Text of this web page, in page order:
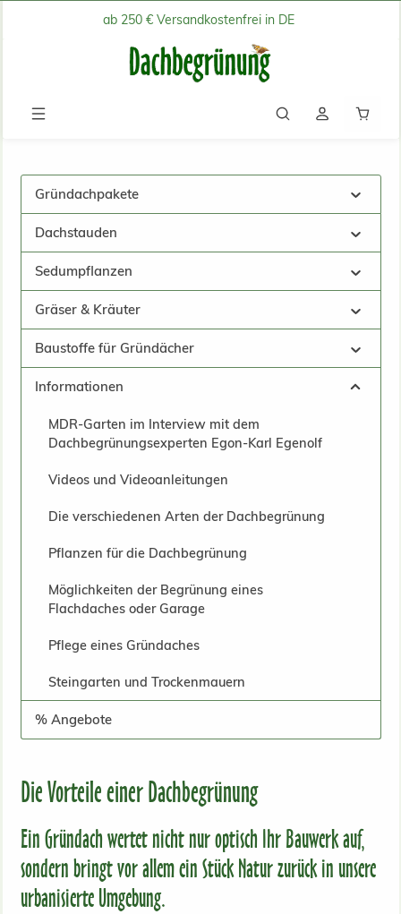
Zum Hauptinhalt springenab 250 € Versandkostenfrei in DE
Gründachpakete
Dachstauden
Sedumpflanzen
Gräser & Kräuter
Baustoffe für Gründächer
Informationen
MDR-Garten im Interview mit dem
Dachbegrünungsexperten Egon-Karl Egenolf
Videos und Videoanleitungen
Die verschiedenen Arten der Dachbegrünung
Pflanzen für die Dachbegrünung
Möglichkeiten der Begrünung eines
Flachdaches oder Garage
Pflege eines Gründaches
Steingarten und Trockenmauern
% Angebote
Die Vorteile einer Dachbegrünung
Ein Gründach wertet nicht nur optisch Ihr Bauwerk auf,
sondern bringt vor allem ein Stück Natur zurück in unsere
urbanisierte Umgebung.